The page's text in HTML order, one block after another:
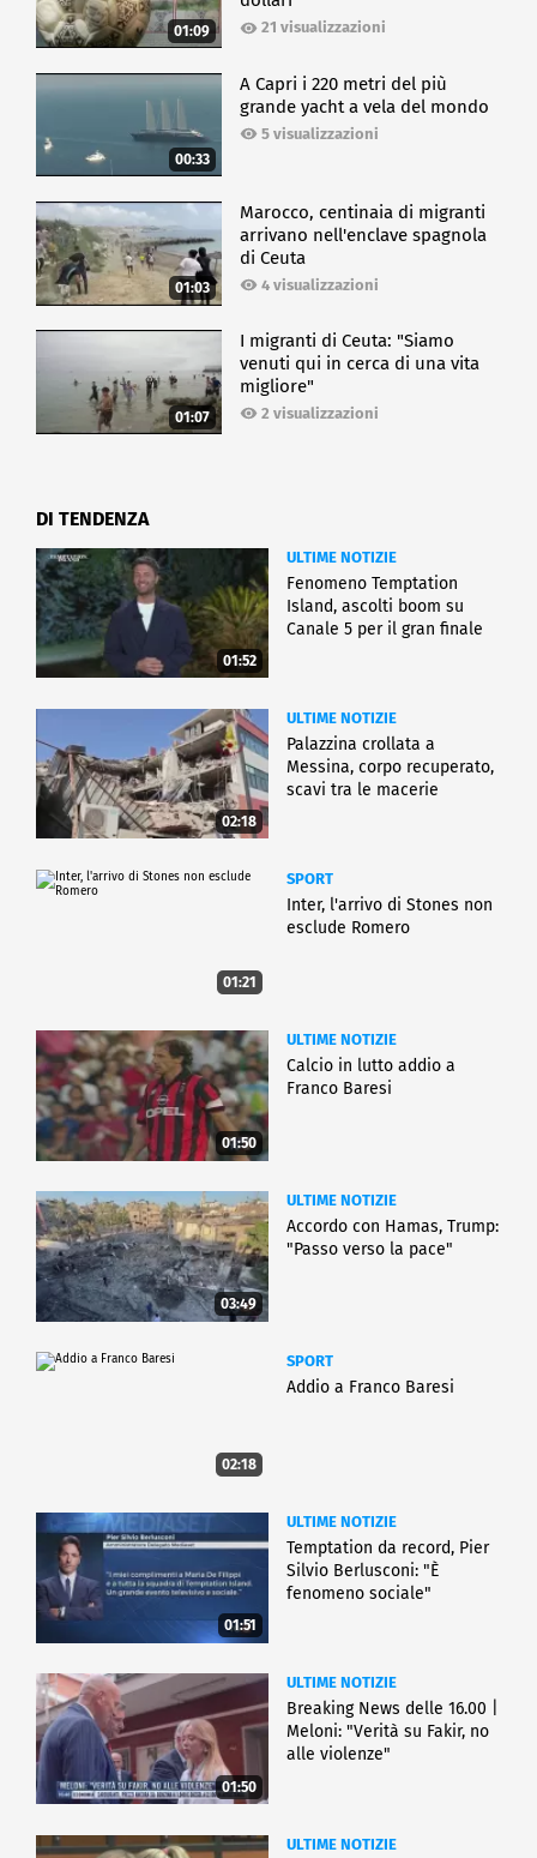
01:09 21 visualizzazioni
00:33
A Capri i 220 metri del più
grande yacht a vela del mondo
5 visualizzazioni
01:03
Marocco, centinaia di migranti
arrivano nell'enclave spagnola
di Ceuta
4 visualizzazioni
01:07
I migranti di Ceuta: "Siamo
venuti qui in cerca di una vita
migliore"
2 visualizzazioni
DI TENDENZA
01:52
ULTIME NOTIZIE
Fenomeno Temptation
Island, ascolti boom su
Canale 5 per il gran finale
02:18
ULTIME NOTIZIE
Palazzina crollata a
Messina, corpo recuperato,
scavi tra le macerie
01:21
SPORT
Inter, l'arrivo di Stones non
esclude Romero
01:50
ULTIME NOTIZIE
Calcio in lutto addio a
Franco Baresi
03:49
ULTIME NOTIZIE
Accordo con Hamas, Trump:
"Passo verso la pace"
02:18
SPORT
Addio a Franco Baresi
01:51
ULTIME NOTIZIE
Temptation da record, Pier
Silvio Berlusconi: "È
fenomeno sociale"
01:50
ULTIME NOTIZIE
Breaking News delle 16.00 |
Meloni: "Verità su Fakir, no
alle violenze"
ULTIME NOTIZIE